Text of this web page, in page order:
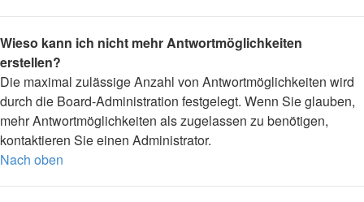
Wieso kann ich nicht mehr Antwortmöglichkeiten
erstellen?
Die maximal zulässige Anzahl von Antwortmöglichkeiten wird
durch die Board-Administration festgelegt. Wenn Sie glauben,
mehr Antwortmöglichkeiten als zugelassen zu benötigen,
kontaktieren Sie einen Administrator.
Nach oben